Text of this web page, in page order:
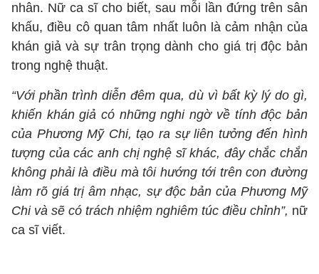
nhân. Nữ ca sĩ cho biết, sau mỗi lần đứng trên sân
khấu, điều cô quan tâm nhất luôn là cảm nhận của
khán giả và sự trân trọng dành cho giá trị độc bản
trong nghệ thuật.
“Với phần trình diễn đêm qua, dù vì bất kỳ lý do gì,
khiến khán giả có những nghi ngờ về tính độc bản
của Phương Mỹ Chi, tạo ra sự liên tưởng đến hình
tượng của các anh chị nghệ sĩ khác, đây chắc chắn
không phải là điều mà tôi hướng tới trên con đường
làm rõ giá trị âm nhạc, sự độc bản của Phương Mỹ
Chi và sẽ có trách nhiệm nghiêm túc điều chỉnh”, nữ
ca sĩ viết.